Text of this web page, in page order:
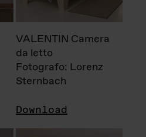
VALENTIN Camera
da letto
Fotografo: Lorenz
Sternbach
Download